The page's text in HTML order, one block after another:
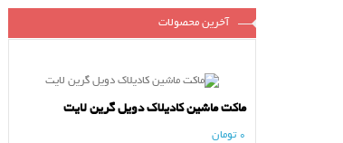
آخرین محصولات
ماکت ماشین کادیلاک دویل گرین لایت
0 تومان